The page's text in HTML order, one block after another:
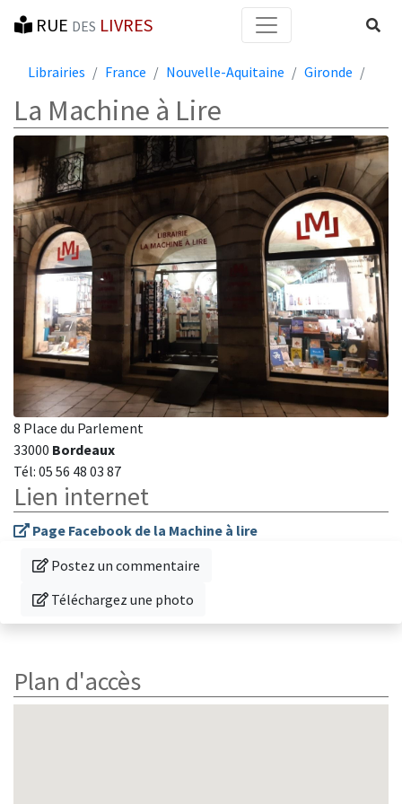
RUE DES LIVRES
Librairies France Nouvelle-Aquitaine Gironde
La Machine à Lire
8 Place du Parlement
33000 Bordeaux
Tél: 05 56 48 03 87
Lien internet
Page Facebook de la Machine à lire
Donnez votre avis sur cette librairie
Postez un commentaire
Téléchargez une photo de cette librairie
Téléchargez une photo
Plan d'accès